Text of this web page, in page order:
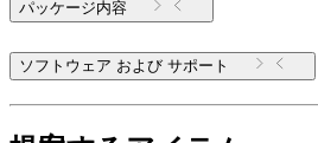
パッケージ内容
ソフトウェア および サポート